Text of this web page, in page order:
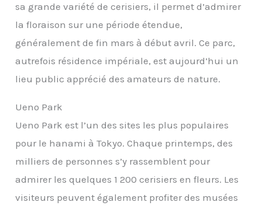
sa grande variété de cerisiers, il permet d’admirer
la floraison sur une période étendue,
généralement de fin mars à début avril. Ce parc,
autrefois résidence impériale, est aujourd’hui un
lieu public apprécié des amateurs de nature.
Ueno Park
Ueno Park est l’un des sites les plus populaires
pour le hanami à Tokyo. Chaque printemps, des
milliers de personnes s’y rassemblent pour
admirer les quelques 1 200 cerisiers en fleurs. Les
visiteurs peuvent également profiter des musées